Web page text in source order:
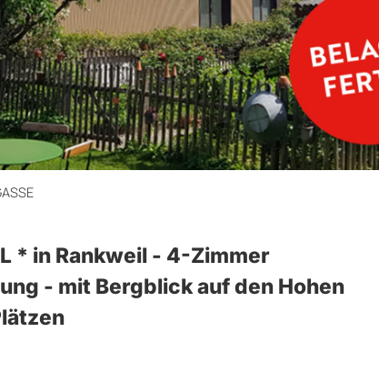
* in Rankweil - 4-Zimmer
- mit Bergblick auf den Hohen